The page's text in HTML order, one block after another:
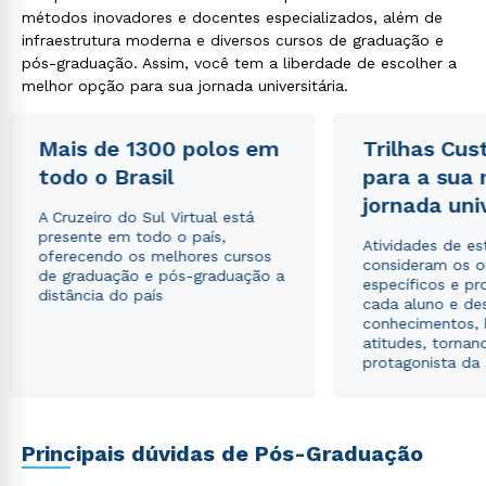
métodos inovadores e docentes especializados, além de
infraestrutura moderna e diversos cursos de graduação e
pós-graduação. Assim, você tem a liberdade de escolher a
melhor opção para sua jornada universitária.
Mais de 1300 polos em
todo o Brasil
A Cruzeiro do Sul Virtual está
presente em todo o país,
oferecendo os melhores cursos
de graduação e pós-graduação a
distância do país
Trilhas
para a sua
jornada
Atividades de
consideram os
específicos e
cada aluno e
conhecimentos,
atitudes,
protagonista da
Principais dúvidas de Pós-Graduação
Rápido e fácil
WhatsApp
ou